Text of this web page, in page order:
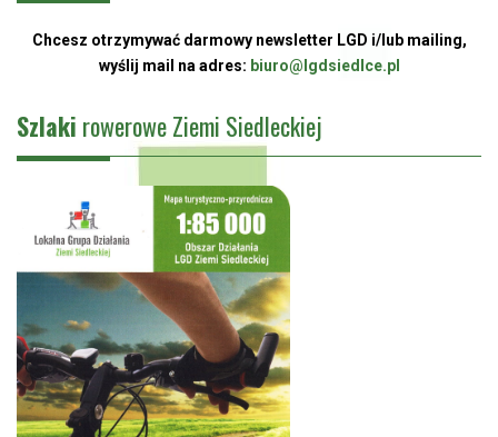
Chcesz otrzymywać darmowy newsletter LGD i/lub mailing,
wyślij mail na adres: biuro@lgdsiedlce.pl
Szlaki rowerowe Ziemi Siedleckiej